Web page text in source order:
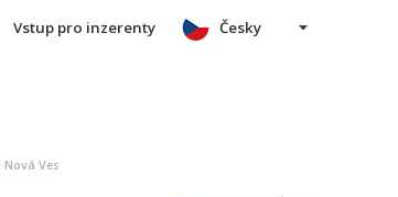
Vstup pro inzerenty Česky
Ves